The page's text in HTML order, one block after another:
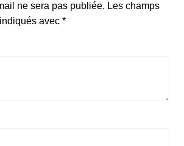
ne sera pas publiée. Les champs
avec *